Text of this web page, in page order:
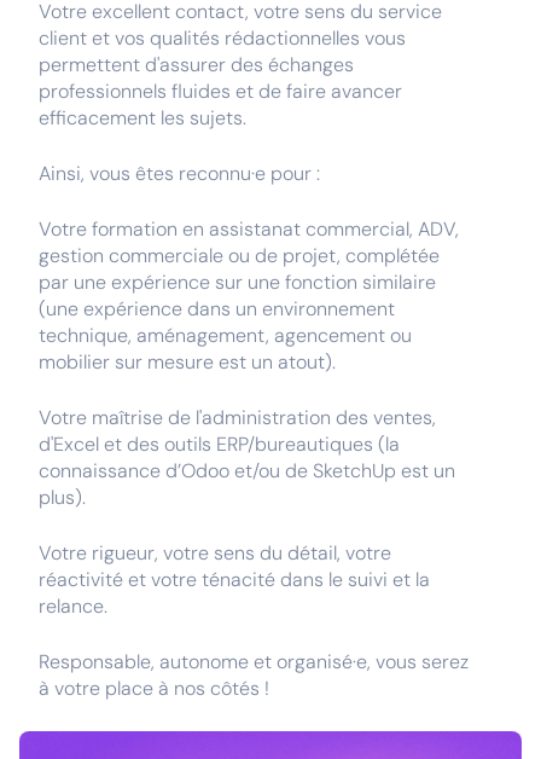
Votre excellent contact, votre sens du service
client et vos qualités rédactionnelles vous
permettent d'assurer des échanges
professionnels fluides et de faire avancer
efficacement les sujets.
Ainsi, vous êtes reconnu·e pour :
Votre formation en assistanat commercial, ADV,
gestion commerciale ou de projet, complétée
par une expérience sur une fonction similaire
(une expérience dans un environnement
technique, aménagement, agencement ou
mobilier sur mesure est un atout).
Votre maîtrise de l'administration des ventes,
d'Excel et des outils ERP/bureautiques (la
connaissance d’Odoo et/ou de SketchUp est un
plus).
Votre rigueur, votre sens du détail, votre
réactivité et votre ténacité dans le suivi et la
relance.
Responsable, autonome et organisé·e, vous serez
à votre place à nos côtés !